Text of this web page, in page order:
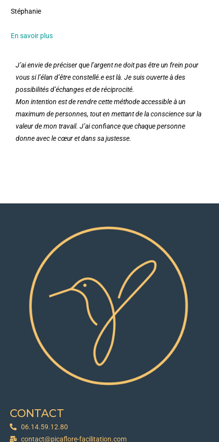
Stéphanie
En savoir plus
J’ai envie de préciser que l’argent ne doit pas être un frein pour
vous si l’élan d’être constellé.e est là. Je suis ouverte à des
possibilités d’échanges et de réciprocité.
Mon intention est de rendre cette méthode accessible à un
maximum de personnes, tout en mettant de la conscience sur la
valeur de mon travail. J’ai confiance que chaque personne
donne avec le cœur et dans sa justesse.
CONTACT
06.14.59.12.80
contact@picaflore-facilitation.com